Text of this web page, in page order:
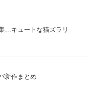
…キュートな猫ズラリ
新作まとめ